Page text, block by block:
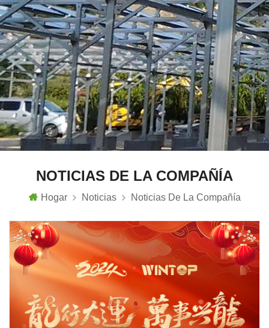
NOTICIAS DE LA COMPAÑÍA
Hogar Noticias Noticias De La Compañía